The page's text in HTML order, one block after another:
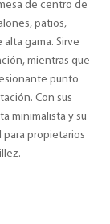
de centro de
patios,
gama. Sirve
mientras que
punto
Con sus
minimalista y su
para propietarios